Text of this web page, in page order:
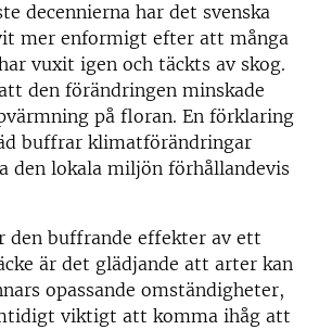
decennierna har det svenska
mer enformigt efter att många
vuxit igen och täckts av skog.
den förändringen minskade
på floran. En förklaring
buffrar klimatförändringar
den lokala miljön förhållandevis
den buffrande effekter av ett
är det glädjande att arter kan
opassande omständigheter,
viktigt att komma ihåg att